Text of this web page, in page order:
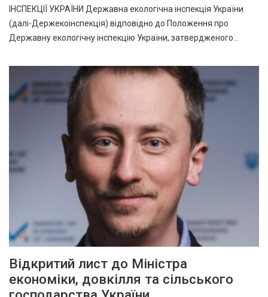
ІНСПЕКЦІЇ УКРАЇНИ Державна екологічна інспекція України
(далі-Держекоінспекція) відповідно до Положення про
Державну екологічну інспекцію України, затвердженого…
Відкритий лист до Міністра
економіки, довкілля та сільського